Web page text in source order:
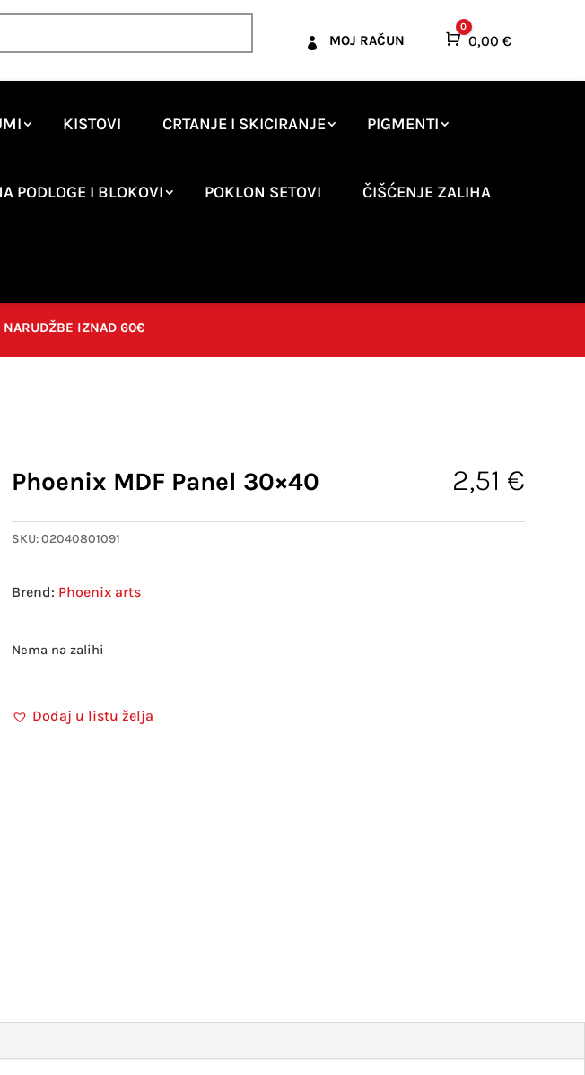
 MOJ RAČUN Košarica
0
0,00 €
KISTOVI CRTANJE I SKICIRANJE PIGMENTI
PODLOGE I BLOKOVI POKLON SETOVI ČIŠĆENJE ZALIHA
NARUDŽBE IZNAD 60€
Phoenix MDF Panel 30×40 2,51 €
SKU:02040801091
Phoenix arts
Nema na zalihi
Dodaj u listu želja